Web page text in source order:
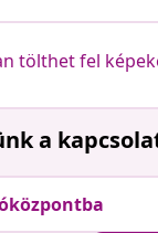
tölthet fel
a